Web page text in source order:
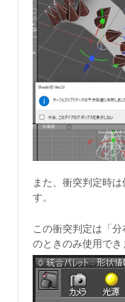
また、衝突判定時
す。
この衝突判定は「分
のときのみ使用でき